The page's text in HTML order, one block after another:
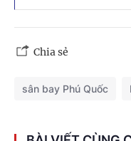
Chia sẻ
sân bay Phú Quốc